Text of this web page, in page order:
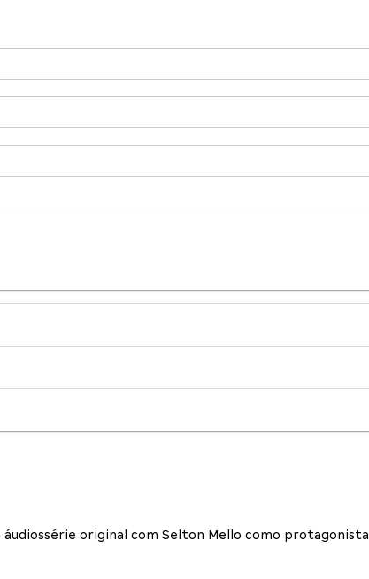
original com Selton Mello como protagonista